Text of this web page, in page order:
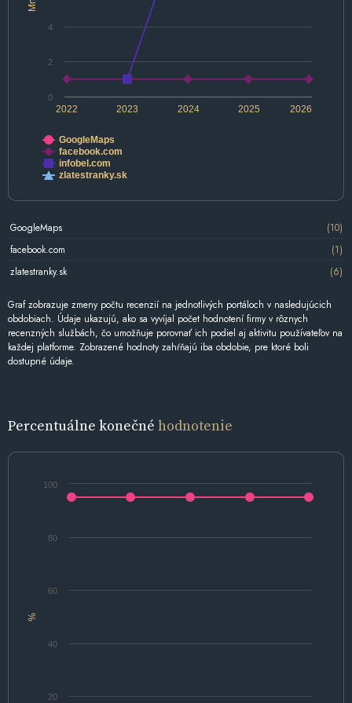
2022 2024 2026
2023 2025
0
2
4
GoogleMaps
facebook.com
infobel.com
zlatestranky.sk
GoogleMaps
(10)
facebook.com
(1)
zlatestranky.sk
(6)
Graf zobrazuje zmeny počtu recenzií na jednotlivých portáloch v nasledujúcich
obdobiach. Údaje ukazujú, ako sa vyvíjal počet hodnotení firmy v rôznych
recenzných službách, čo umožňuje porovnať ich podiel aj aktivitu používateľov na
každej platforme. Zobrazené hodnoty zahŕňajú iba obdobie, pre ktoré boli
dostupné údaje.
Percentuálne konečné hodnotenie
%
20
40
60
80
100